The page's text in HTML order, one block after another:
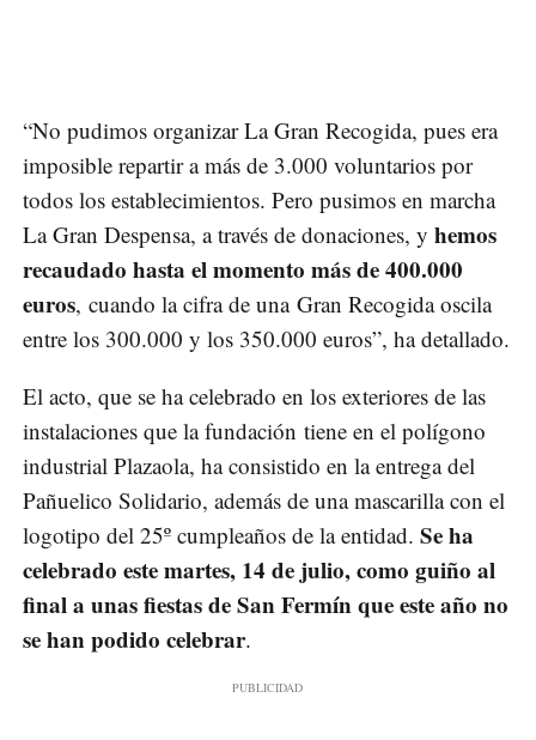
“No pudimos organizar La Gran Recogida, pues era
imposible repartir a más de 3.000 voluntarios por
todos los establecimientos. Pero pusimos en marcha
La Gran Despensa, a través de donaciones, y hemos
recaudado hasta el momento más de 400.000
euros, cuando la cifra de una Gran Recogida oscila
entre los 300.000 y los 350.000 euros”, ha detallado.
El acto, que se ha celebrado en los exteriores de las
instalaciones que la fundación tiene en el polígono
industrial Plazaola, ha consistido en la entrega del
Pañuelico Solidario, además de una mascarilla con el
logotipo del 25º cumpleaños de la entidad. Se ha
celebrado este martes, 14 de julio, como guiño al
final a unas fiestas de San Fermín que este año no
se han podido celebrar.